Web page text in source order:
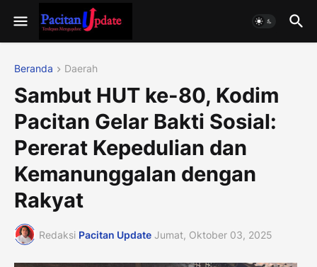
Beranda Daerah
Sambut HUT ke-80, Kodim
Pacitan Gelar Bakti Sosial:
Pererat Kepedulian dan
Kemanunggalan dengan
Rakyat
Redaksi Pacitan Update Jumat, Oktober 03, 2025